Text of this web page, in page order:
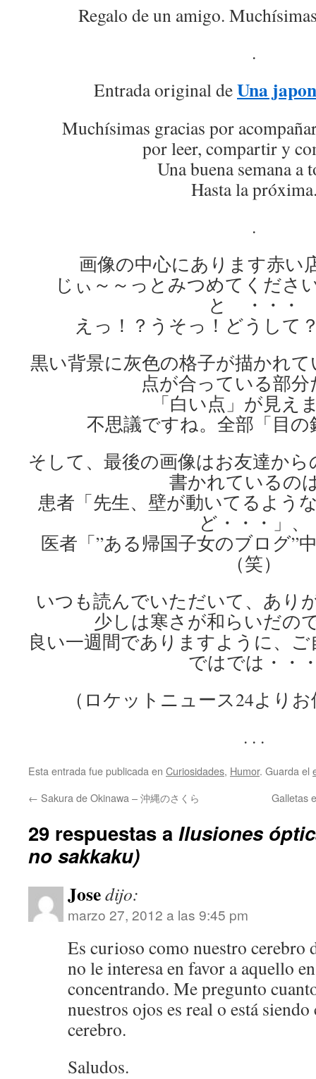
Regalo de un amigo.
.
Entrada original deUna
Muchísimas gracias por
por leer, compartir y
Una buena semana a
Hasta la
.
画像の中心にあります赤い
じぃ～～っとみつめてくださ
と ・・・
えっ！？うそっ！どうして
黒い背景に灰色の格子が描かれ
点が合っている部
「白い点」が見え
不思議ですね。全部「目
そして、最後の画像はお友達か
書かれているの
患者「先生、壁が動いてるよう
ど・・・」、
医者「”ある帰国子女のブログ”
（笑）
いつも読んでいただいて、あり
少しは寒さが和らいだの
良い一週間でありますように、
ではでは・・
（ロケットニュース24より
. . .
Esta entrada fue publicada en Curiosidades, Humor. Guarda el
← Sakura de Okinawa – 沖縄のさくら Galletas
29 respuestas a Ilusiones
no sakkaku)
Josedijo:
marzo 27, 2012 a las 9:45 pm
Es curioso como nuestro cerebro
no le interesa en favor a aquello
concentrando. Me pregunto
nuestros ojos es real o está
cerebro.
Saludos.